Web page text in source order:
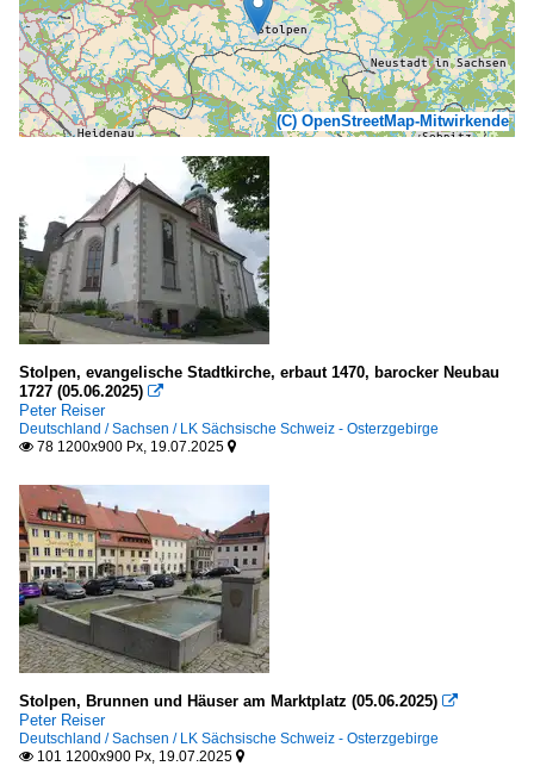
(C) OpenStreetMap-Mitwirkende
Stolpen, evangelische Stadtkirche, erbaut 1470, barocker Neubau
1727 (05.06.2025) 
Peter Reiser
Deutschland / Sachsen / LK Sächsische Schweiz - Osterzgebirge
 78 1200x900 Px, 19.07.2025 
Stolpen, Brunnen und Häuser am Marktplatz (05.06.2025) 
Peter Reiser
Deutschland / Sachsen / LK Sächsische Schweiz - Osterzgebirge
 101 1200x900 Px, 19.07.2025 